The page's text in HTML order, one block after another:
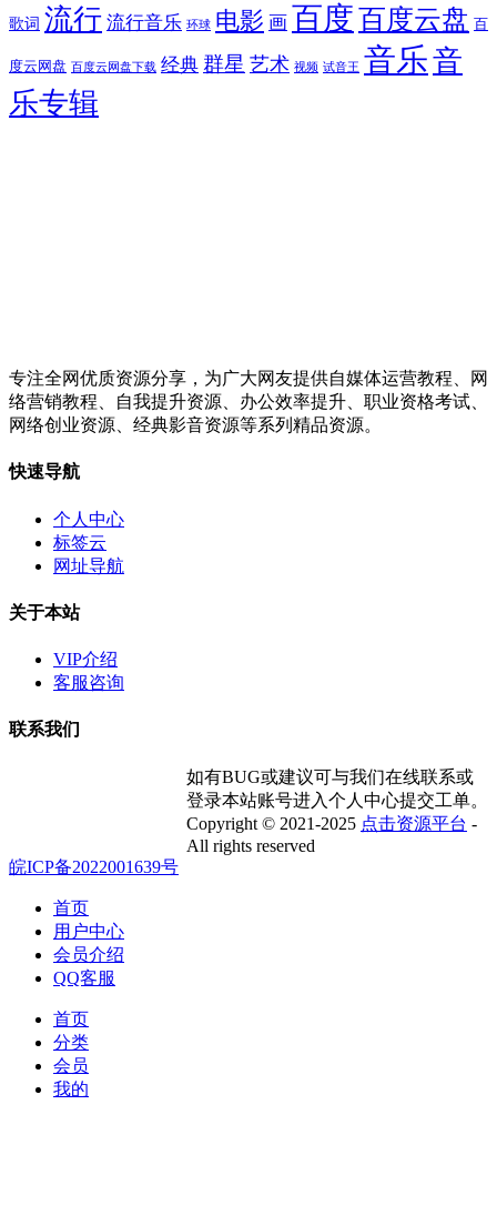
歌词 流行 流行音乐 环球 电影 画 百度百度云盘 百
度云网盘 百度云网盘下载 经典 群星 艺术 视频 试音王 音乐音
乐专辑
专注全网优质资源分享，为广大网友提供自媒体运营教程、网
络营销教程、自我提升资源、办公效率提升、职业资格考试、
网络创业资源、经典影音资源等系列精品资源。
快速导航
个人中心
标签云
网址导航
关于本站
VIP介绍
客服咨询
联系我们
如有BUG或建议可与我们在线联系或
登录本站账号进入个人中心提交工单。
Copyright © 2021-2025 点击资源平台 -
All rights reserved
皖ICP备2022001639号
首页
用户中心
会员介绍
QQ客服
首页
分类
会员
我的